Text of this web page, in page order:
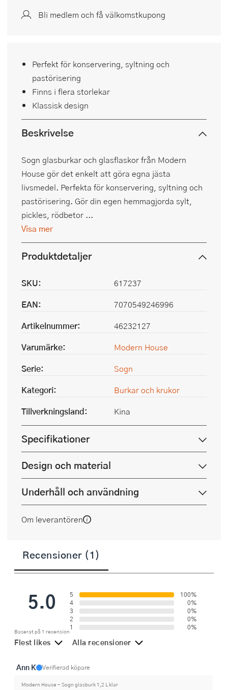
Bli medlem och få välkomstkupong
Perfekt för konservering, syltning och
pastörisering
Finns i flera storlekar
Klassisk design
Beskrivelse
Sogn glasburkar och glasflaskor från Modern
House gör det enkelt att göra egna jästa
livsmedel. Perfekta för konservering, syltning och
pastörisering. Gör din egen hemmagjorda sylt,
pickles, rödbetor ...
Visa mer
Produktdetaljer
SKU:
617237
EAN:
7070549246996
Artikelnummer:
46232127
Varumärke:
Modern House
Serie:
Sogn
Kategori:
Burkar och krukor
Tillverkningsland:
Kina
Specifikationer
Design och material
Underhåll och användning
Om leverantören
Recensioner (1)
5.0
Baserat på 1 recension
5
100%
4
0%
3
0%
2
0%
1
0%
Flest likes Alla recensioner
Ann K Verifierad köpare
Modern House - Sogn glasburk 1,2 L klar